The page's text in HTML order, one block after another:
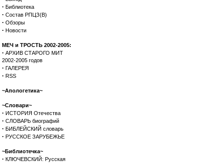
· Библиотека
· Состав РПЦЗ(В)
· Обзоры
· Новости
МЕЧ и ТРОСТЬ 2002-2005:
· АРХИВ СТАРОГО МИТ
2002-2005 годов
· ГАЛЕРЕЯ
· RSS
~Апологетика~
~Словари~
· ИСТОРИЯ Отечества
· СЛОВАРЬ биографий
· БИБЛЕЙСКИЙ словарь
· РУССКОЕ ЗАРУБЕЖЬЕ
~Библиотечка~
· КЛЮЧЕВСКИЙ: Русская